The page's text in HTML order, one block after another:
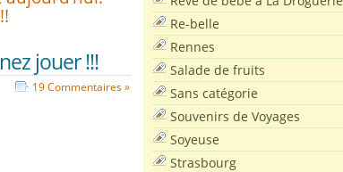
jouer !!!
19 Commentaires »
Re-belle
Rennes
Salade de fruits
Sans catégorie
Souvenirs de Voyages
Soyeuse
Strasbourg